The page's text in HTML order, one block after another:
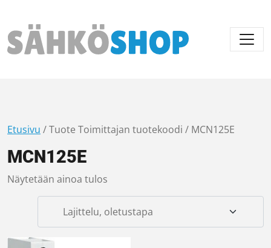
Päävalikko
Etusivu / Tuote Toimittajan tuotekoodi / MCN125E
MCN125E
Näytetään ainoa tulos